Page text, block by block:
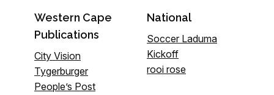
Western Cape
Publications
City Vision
Tygerburger
People’s Post
National
Soccer Laduma
Kickoff
rooi rose